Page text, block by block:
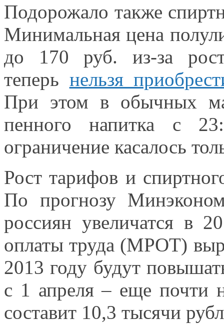
Подорожало также
Минимальная цена
до 170 руб.
из-за
теперь нельзя
При этом в обычных
пенного напитка с
ограничение касалось
Рост тарифов и
По прогнозу
россиян увеличатся в
оплаты труда (МРОТ)
2013 году будут
с 1 апреля– еще почти
составит 10,3 тысячи